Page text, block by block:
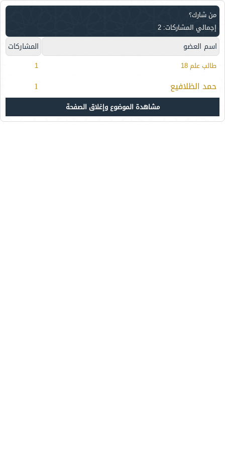
من شارك؟
إجمالي المشاركات: 2
اسم العضو المشاركات
طالب علم 18 1
حمد الظلافيع 1
مشاهدة الموضوع وإغلاق الصفحة